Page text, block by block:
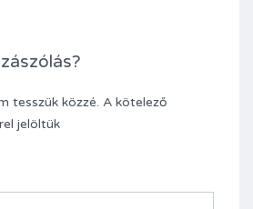
tesszük közzé. A kötelező
jelöltük